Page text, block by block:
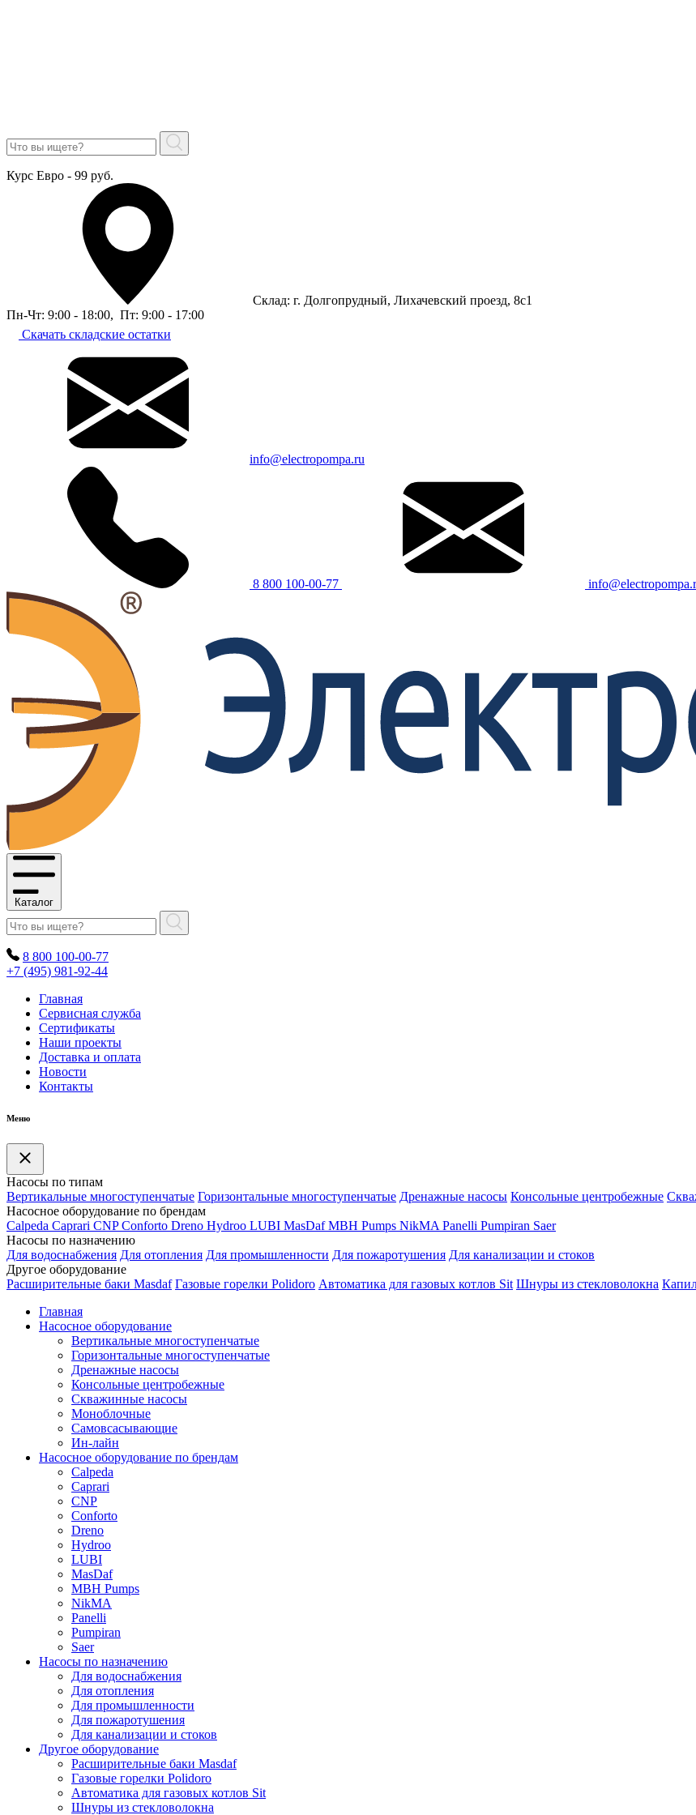
Курс Евро - 99 руб.
Склад: г. Долгопрудный, Лихачевский проезд, 8c1
Пн-Чт: 9:00 - 18:00, Пт: 9:00 - 17:00
Скачать складские остатки
info@electropompa.ru
8 800 100-00-77
Каталог
8 800 100-00-77
+7 (495) 981-92-44
Главная
Сервисная служба
Сертификаты
Наши проекты
Доставка и оплата
Новости
Контакты
Меню
Насосы по типам
Вертикальные многоступенчатые Горизонтальные многоступенчатые Дренажные насосы Консольные центробежные
Насосное оборудование по брендам
Calpeda Caprari CNP Conforto Dreno Hydroo LUBI MasDaf MBH Pumps NikMA Panelli Pumpiran Saer
Насосы по назначению
Для водоснабжения Для отопления Для промышленности Для пожаротушения Для канализации и стоков
Другое оборудование
Расширительные баки Masdaf Газовые горелки Polidoro Автоматика для газовых котлов Sit Шнуры из стекловолокна
Главная
Насосное оборудование
Вертикальные многоступенчатые
Горизонтальные многоступенчатые
Дренажные насосы
Консольные центробежные
Скважинные насосы
Моноблочные
Самовсасывающие
Ин-лайн
Насосное оборудование по брендам
Calpeda
Caprari
CNP
Conforto
Dreno
Hydroo
LUBI
MasDaf
MBH Pumps
NikMA
Panelli
Pumpiran
Saer
Насосы по назначению
Для водоснабжения
Для отопления
Для промышленности
Для пожаротушения
Для канализации и стоков
Другое оборудование
Расширительные баки Masdaf
Газовые горелки Polidoro
Автоматика для газовых котлов Sit
Шнуры из стекловолокна